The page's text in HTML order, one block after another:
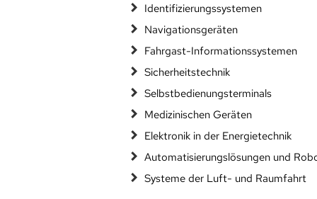
Identifizierungssystemen
Navigationsgeräten
Fahrgast-Informationssystemen
Sicherheitstechnik
Selbstbedienungsterminals
Medizinischen Geräten
Elektronik in der Energietechnik
Automatisierungslösungen und
Systeme der Luft- und Raumfahrt